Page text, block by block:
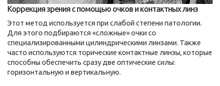
Коррекция зрения с помощью очков и контактных линз
Этот метод используется при слабой степени патологии.
Для этого подбираются «сложные» очки со
специализированными цилиндрическими линзами. Также
часто используются торические контактные линзы, которые
способны обеспечить сразу две оптические силы:
горизонтальную и вертикальную.